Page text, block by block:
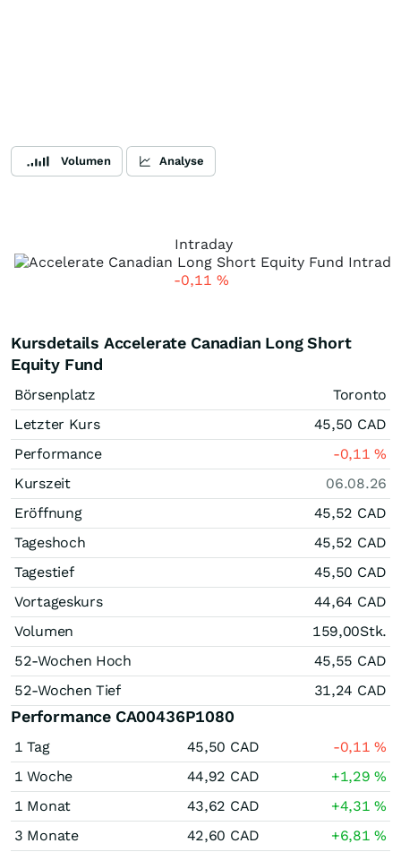
Volumen Analyse
Intraday
-0,11 %
Kursdetails Accelerate Canadian Long Short
Equity Fund
Börsenplatz
Toronto
Letzter Kurs
45,50 CAD
Performance
-0,11%
Kurszeit
06.08.26
Eröffnung
45,52 CAD
Tageshoch
45,52 CAD
Tagestief
45,50 CAD
Vortageskurs
44,64 CAD
Volumen
159,00Stk.
52-Wochen Hoch
45,55 CAD
52-Wochen Tief
31,24 CAD
Performance CA00436P1080
1 Tag 45,50 CAD -0,11%
1 Woche
44,92 CAD +1,29%
1 Monat
43,62 CAD +4,31%
3 Monate
42,60 CAD +6,81%